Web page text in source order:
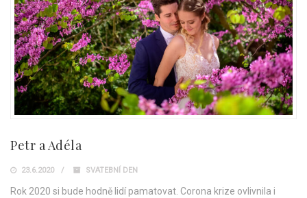
Petr a Adéla
23.6.2020 SVATEBNÍ DEN
Rok 2020 si bude hodně lidí pamatovat. Corona krize ovlivnila i